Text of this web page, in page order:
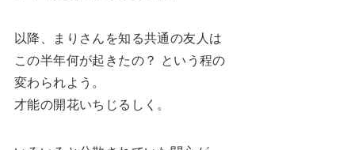
以降、まりさんを知る共通の友人は
この半年何が起きたの？ という程の
変わられよう。
才能の開花いちじるしく。